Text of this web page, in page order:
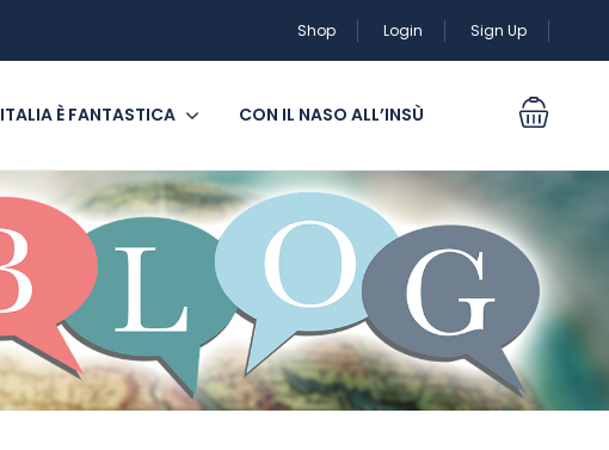
Shop Login Sign Up
ITALIA È FANTASTICA CON IL NASO ALL’INSÙ